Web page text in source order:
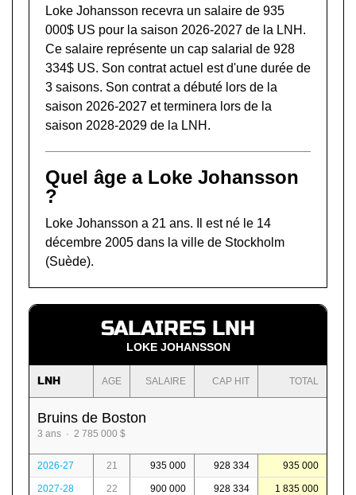
Loke Johansson recevra un salaire de 935
000$ US pour la saison 2026-2027 de la LNH.
Ce salaire représente un cap salarial de 928
334$ US. Son contrat actuel est d'une durée de
3 saisons. Son contrat a débuté lors de la
saison 2026-2027 et terminera lors de la
saison 2028-2029 de la LNH.
Quel âge a Loke Johansson
?
Loke Johansson a 21 ans. Il est né le 14
décembre 2005 dans la ville de Stockholm
(Suède).
SALAIRES LNH
LOKE JOHANSSON
LNH AGE SALAIRE CAP HIT TOTAL
Bruins de Boston
3 ans · 2 785 000 $
2026-27 21 935 000 928 334 935 000
2027-28 22 900 000 928 334 1 835 000